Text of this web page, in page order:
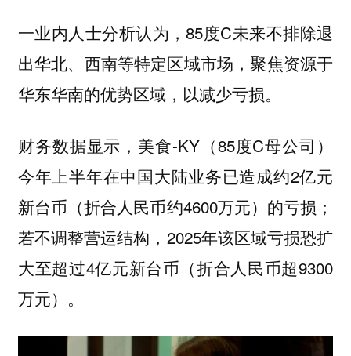
一业内人士分析认为，85度C未来不排除退
出华北、西南等特定区域市场，聚焦资源于
华东华南的优势区域，以减少亏损。
财务数据显示，美食-KY（85度C母公司）
今年上半年在中国大陆业务已造成约2亿元
新台币（折合人民币约4600万元）的亏损；
若不调整营运结构，2025年该区域亏损恐扩
大至超过4亿元新台币（折合人民币超9300
万元）。